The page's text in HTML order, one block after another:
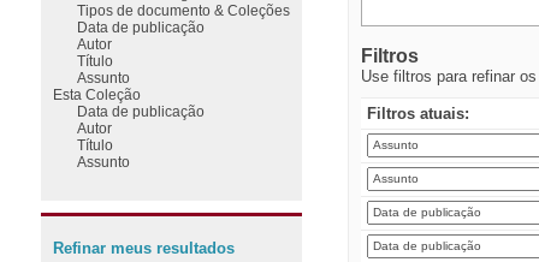
Filtros
Use filtros para refinar
Filtros atuais:
Tipos de documento & Coleções
Data de publicação
Autor
Título
Assunto
Esta Coleção
Data de publicação
Autor
Título
Assunto
Refinar meus resultados